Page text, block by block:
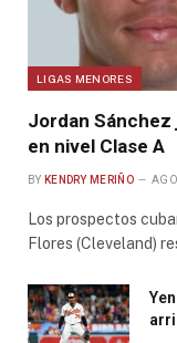
LIGAS MENORES
Jordan
en nivel Clase A
BY KENDRY MERIÑO
Los prospectos
Flores (Cleveland)